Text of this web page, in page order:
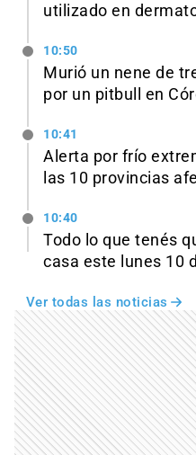
utilizado en
10:50
Murió un nene de
por un pitbull en
10:41
Alerta por frío
las 10 provincias
10:40
Todo lo que tenés
casa este lunes 10
Ver todas las noticias